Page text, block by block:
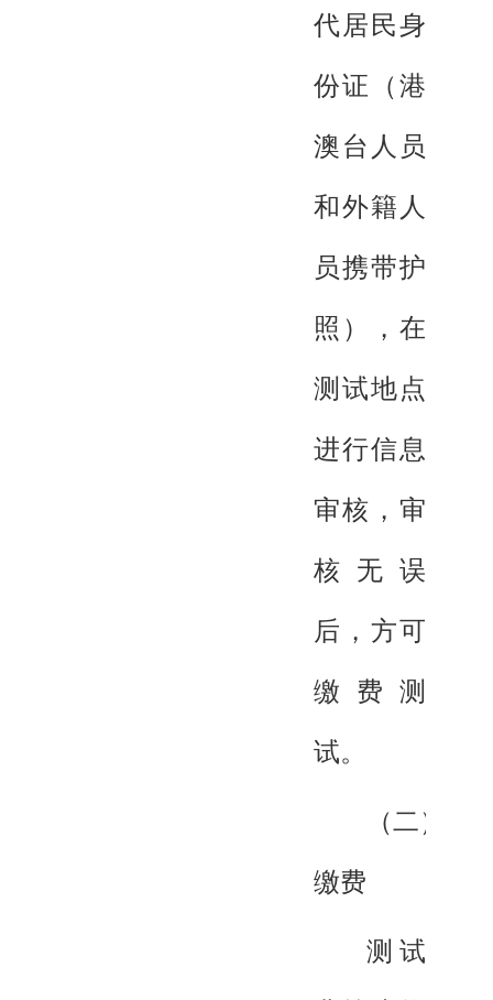
代居民身
份证（港
澳台人员
和外籍人
员携带护
照），在
测试地点
进行信息
审核，审
核无误
后，方可
缴费测
试。
（二）
缴费
测试